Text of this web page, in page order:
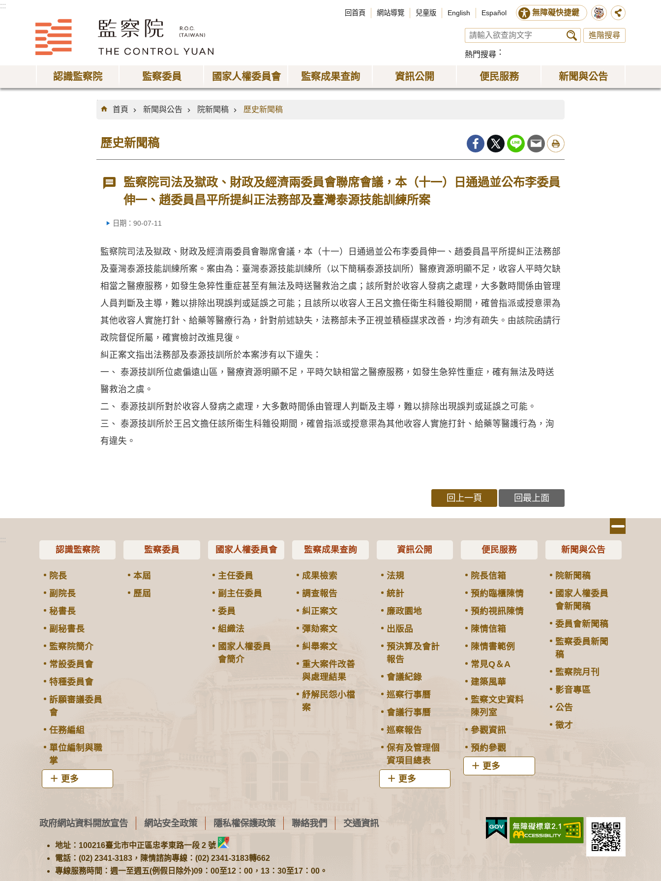
:::
回首頁 網站導覽 兒童版 English Español 無障礙快捷鍵
進階搜尋
熱門搜尋
認識監察院 監察委員 國家人權委員會 監察成果查詢 資訊公開 便民服務 新聞與公告
:::
首頁
新聞與公告 院新聞稿 歷史新聞稿
歷史新聞稿
監察院司法及獄政、財政及經濟兩委員會聯席會議，本（十一）日通過並公布李委員
伸一、趙委員昌平所提糾正法務部及臺灣泰源技能訓練所案
日期：90-07-11
監察院司法及獄政、財政及經濟兩委員會聯席會議，本（十一）日通過並公布李委員伸一、趙委員昌平所提糾正法務部
及臺灣泰源技能訓練所案。案由為：臺灣泰源技能訓練所（以下簡稱泰源技訓所）醫療資源明顯不足，收容人平時欠缺
相當之醫療服務，如發生急猝性重症甚至有無法及時送醫救治之虞；該所對於收容人發病之處理，大多數時間係由管理
人員判斷及主導，難以排除出現誤判或延誤之可能；且該所以收容人王呂文擔任衛生科雜役期間，確曾指派或授意渠為
其他收容人實施打針、給藥等醫療行為，針對前述缺失，法務部未予正視並積極謀求改善，均涉有疏失。由該院函請行
政院督促所屬，確實檢討改進見復。
糾正案文指出法務部及泰源技訓所於本案涉有以下違失：
一、 泰源技訓所位處偏遠山區，醫療資源明顯不足，平時欠缺相當之醫療服務，如發生急猝性重症，確有無法及時送
醫救治之虞。
二、 泰源技訓所對於收容人發病之處理，大多數時間係由管理人判斷及主導，難以排除出現誤判或延誤之可能。
三、 泰源技訓所於王呂文擔任該所衛生科雜役期間，確曾指派或授意渠為其他收容人實施打針、給藥等醫護行為，洵
有違失。
回上一頁 回最上面
:::
認識監察院
院長
副院長
秘書長
副秘書長
監察院簡介
常設委員會
特種委員會
訴願審議委員
會
任務編組
單位編制與職
掌
更多
監察委員
本屆
歷屆
國家人權委員會
主任委員
副主任委員
委員
組織法
國家人權委員
會簡介
監察成果查詢
成果檢索
調查報告
糾正案文
彈劾案文
糾舉案文
重大案件改善
與處理結果
紓解民怨小檔
案
資訊公開
法規
統計
廉政園地
出版品
預決算及會計
報告
會議紀錄
巡察行事曆
會議行事曆
巡察報告
保有及管理個
資項目總表
更多
便民服務
院長信箱
預約臨櫃陳情
預約視訊陳情
陳情信箱
陳情書範例
常見Q＆A
建築風華
監察文史資料
陳列室
參觀資訊
預約參觀
更多
新聞與公告
院新聞稿
國家人權委員
會新聞稿
委員會新聞稿
監察委員新聞
稿
監察院月刊
影音專區
公告
徵才
政府網站資料開放宣告 網站安全政策 隱私權保護政策 聯絡我們 交通資訊
地址：100216臺北市中正區忠孝東路一段 2 號
電話：(02) 2341-3183，陳情諮詢專線：(02) 2341-3183轉662
專線服務時間：週一至週五(例假日除外)09：00至12：00，13：30至17：00。